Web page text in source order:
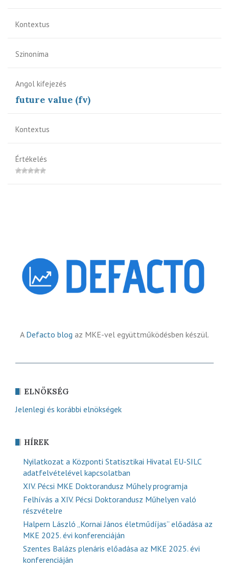
Kontextus
Szinoníma
Angol kifejezés
future value (fv)
Kontextus
Értékelés
A Defacto blog az MKE-vel együttműködésben készül.
ELNÖKSÉG
Jelenlegi és korábbi elnökségek
HÍREK
Nyilatkozat a Központi Statisztikai Hivatal EU-SILC
adatfelvételével kapcsolatban
XIV. Pécsi MKE Doktorandusz Műhely programja
Felhívás a XIV. Pécsi Doktorandusz Műhelyen való
részvételre
Halpern László „Kornai János életműdíjas” előadása az
MKE 2025. évi konferenciáján
Szentes Balázs plenáris előadása az MKE 2025. évi
konferenciáján